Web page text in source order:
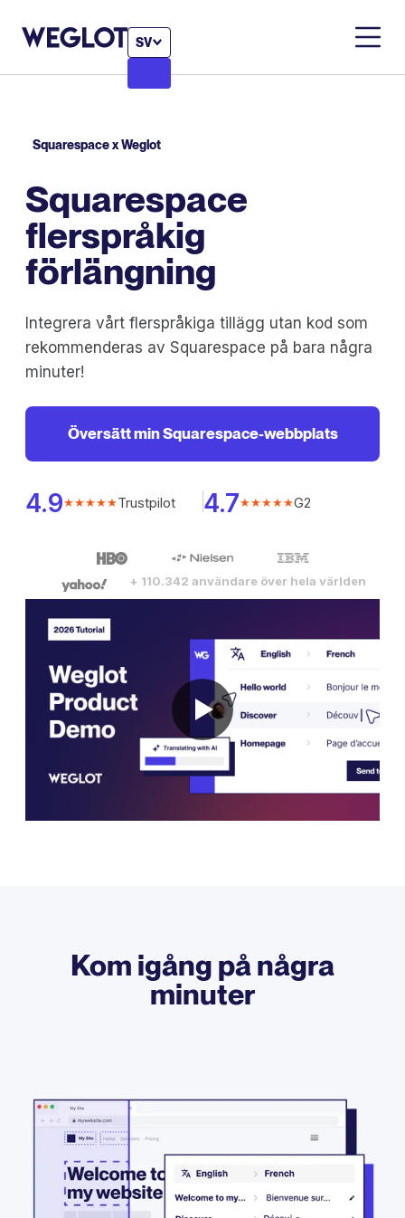
SV
Squarespace x Weglot
Squarespace
flerspråkig
förlängning
Integrera vårt flerspråkiga tillägg utan kod som
rekommenderas av Squarespace på bara några
minuter!
Översätt min Squarespace-webbplats
4.9★★★★★Trustpilot 4.7★★★★★G2
+ 110.342 användare över hela världen
Kom igång på några
minuter